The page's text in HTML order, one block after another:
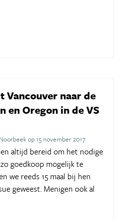
Vancouver naar de
en Oregon in de VS
op 15 november 2017
altijd bereid om het nodige
goedkoop mogelijk te
we reeds 15 maal bij hen
geweest. Menigen ook al